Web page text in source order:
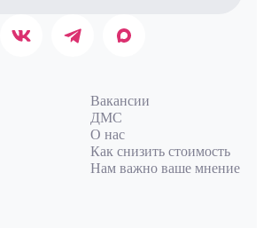
Вакансии
ДМС
О нас
Как снизить стоимость
Нам важно ваше мнение